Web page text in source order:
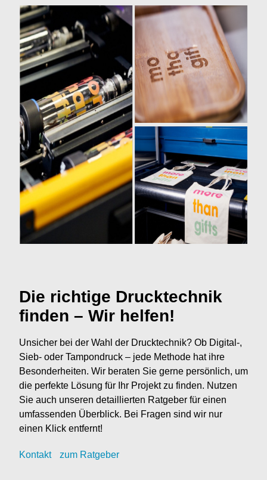
Die richtige Drucktechnik
finden – Wir helfen!
Unsicher bei der Wahl der Drucktechnik? Ob Digital-,
Sieb- oder Tampondruck – jede Methode hat ihre
Besonderheiten. Wir beraten Sie gerne persönlich, um
die perfekte Lösung für Ihr Projekt zu finden. Nutzen
Sie auch unseren detaillierten Ratgeber für einen
umfassenden Überblick. Bei Fragen sind wir nur
einen Klick entfernt!
Kontakt zum Ratgeber